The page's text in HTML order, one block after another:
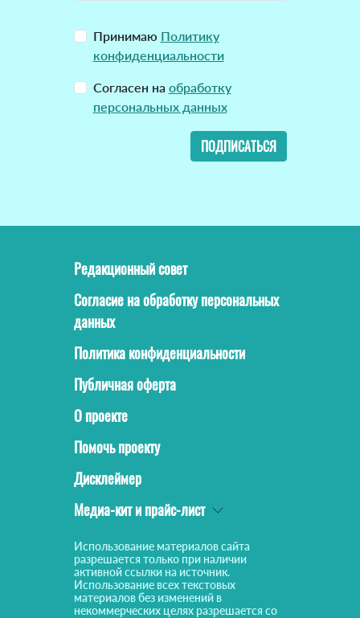
Принимаю Политику
конфиденциальности
Согласен на обработку
персональных данных
ПОДПИСАТЬСЯ
Редакционный совет
Согласие на обработку персональных
данных
Политика конфиденциальности
Публичная оферта
О проекте
Помочь проекту
Дисклеймер
Медиа-кит и прайс-лист
Использование материалов сайта
разрешается только при наличии
активной ссылки на источник.
Использование всех текстовых
материалов без изменений в
некоммерческих целях разрешается со